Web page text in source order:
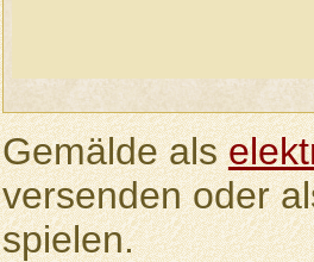
Gemälde als
versenden oder
spielen.